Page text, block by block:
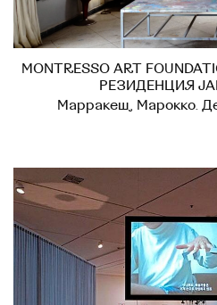
MONTRESSO ART
РЕЗИДЕНЦИЯ
Марракеш, Марокко.